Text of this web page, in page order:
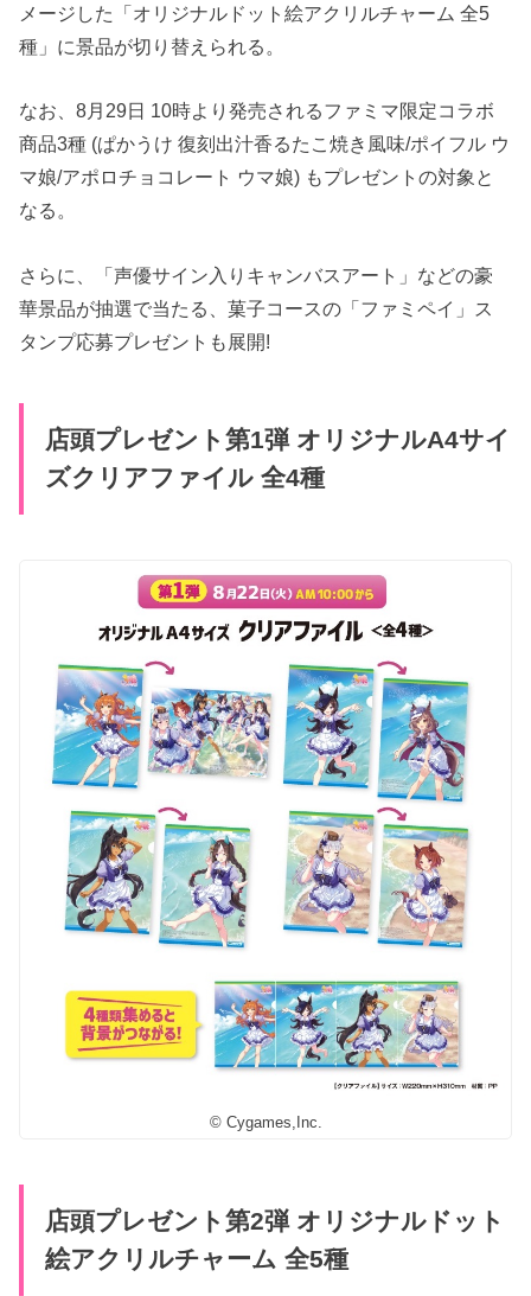
メージした「オリジナルドット絵アクリルチャーム 全5
種」に景品が切り替えられる。
なお、8月29日 10時より発売されるファミマ限定コラボ
商品3種 (ぱかうけ 復刻出汁香るたこ焼き風味/ポイフル ウ
マ娘/アポロチョコレート ウマ娘) もプレゼントの対象と
なる。
さらに、「声優サイン入りキャンバスアート」などの豪
華景品が抽選で当たる、菓子コースの「ファミペイ」ス
タンプ応募プレゼントも展開!
店頭プレゼント第1弾 オリジナルA4サイ
ズクリアファイル 全4種
© Cygames,Inc.
店頭プレゼント第2弾 オリジナルドット
絵アクリルチャーム 全5種